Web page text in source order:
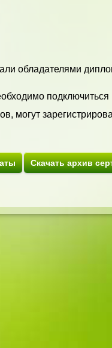
обладателями
подключиться
могут
Скачать архив